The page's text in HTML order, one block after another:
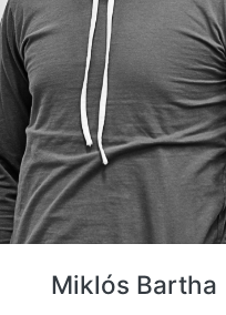
Miklós Bartha